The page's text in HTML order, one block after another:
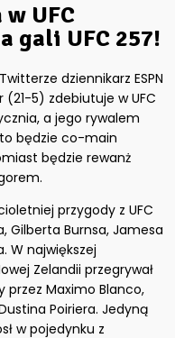
UFC
gali UFC 257!
dziennikarz ESPN
5) zdebiutuje w UFC
a jego rywalem
będzie co-main
będzie rewanż
przygody z UFC
Gilberta Burnsa, Jamesa
W największej
Zelandii przegrywał
przez Maximo Blanco,
Poiriera. Jedyną
w pojedynku z